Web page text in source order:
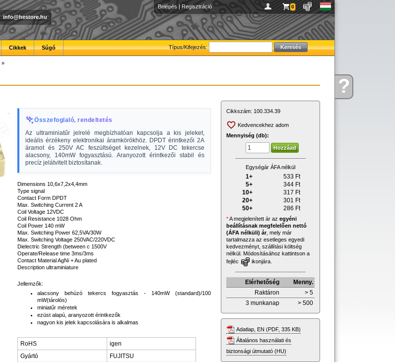
Kérdése?
Belépés | Regisztráció 0
info@hestore.hu
Típus/Kifejezés:
Cikkek Súgó
»
Összefoglaló, rendeltetés
Az ultraminiatűr jelrelé megbízhatóan kapcsolja a kis jeleket,
ideális érzékeny elektronikai áramkörökhöz. DPDT érintkezői 2A
áramot és 250V AC feszültséget kezelnek, 12V DC tekercse
alacsony, 140mW fogyasztású. Aranyozott érintkezői stabil és
precíz jelátvitelt biztosítanak.
Dimensions 10,6x7,2x4,4mm
Type signal
Contact Form DPDT
Max. Switching Current 2 A
Coil Voltage 12VDC
Coil Resistance 1028 Ohm
Coil Power 140 mW
Max. Switching Power 62,5VA/30W
Max. Switching Voltage 250VAC/220VDC
Dielectric Strength (between c 1500V
Operate/Release time 3ms/3ms
Contact Material AgNi + Au plated
Description ultraminiature
Jellemzők:
alacsony behúzó tekercs fogyasztás - 140mW (standard)/100
mW(tárolós)
miniatűr méretek
ezüst alapú, aranyozott érintkezők
nagyon kis jelek kapcsolására is alkalmas
RoHS
igen
Gyártó
FUJITSU
Cikkszám: 100.334.39
Kedvencekhez adom
Mennyiség (db):
Egységár ÁFA nélkül
1+ 533 Ft
5+
344 Ft
10+
317 Ft
20+
301 Ft
50+
286 Ft
*A megjelenített ár az egyéni
beállításnak megfelelően nettó
(ÁFA nélküli) ár, mely már
tartalmazza az esetleges egyedi
kedvezményt, szállítási költség
nélkül. Módosításához kattintson a
fejléc
ikonjára.
Elérhetőség
Menny.
Raktáron
> 5
3 munkanap
> 500
Adatlap, EN (PDF, 335 KB)
Általános használati és
biztonsági útmutató (HU)